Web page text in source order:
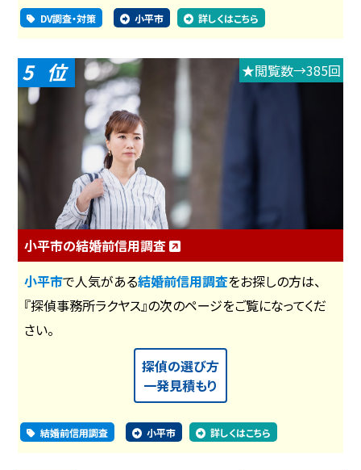
DV調査・対策 小平市 詳しくはこちら
5 ★閲覧数→385回
小平市の結婚前信用調査
小平市で人気がある結婚前信用調査をお探しの方は、
『探偵事務所ラクヤス』の次のページをご覧になってくだ
さい。
探偵の選び方
一発見積もり
結婚前信用調査 小平市 詳しくはこちら